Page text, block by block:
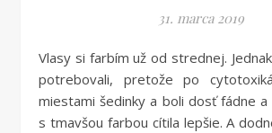
31. marca 2019
Vlasy si farbím už od strednej. Jednak to v tom čase
potrebovali, pretože po
miestami šedinky a boli dosť fádne
s tmavšou farbou cítila lepšie. A